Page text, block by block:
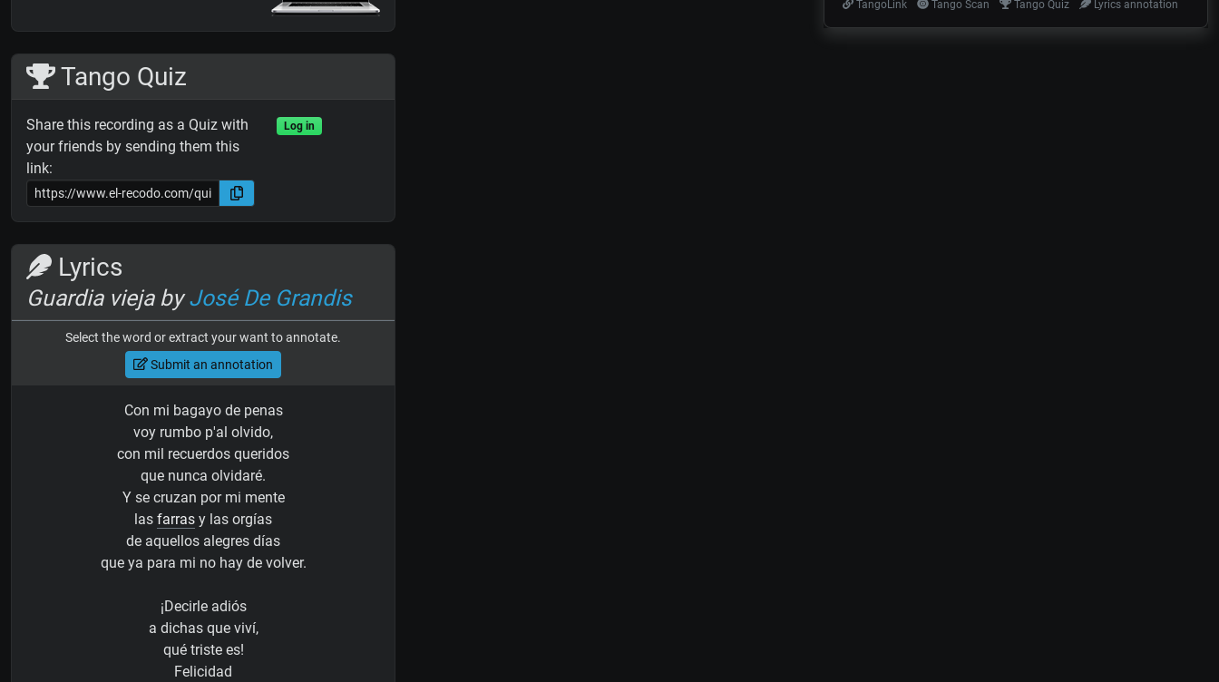
Tango Quiz
Share this recording as a Quiz with
your friends by sending them this
link:
Log in
Lyrics
Guardia vieja byJosé De Grandis
Select the word or extract your want to annotate.
Submit an annotation
Con mi bagayo de penas
voy rumbo p'al olvido,
con mil recuerdos queridos
que nunca olvidaré.
Y se cruzan por mi mente
las farras y las orgías
de aquellos alegres días
que ya para mi no hay de volver.
¡Decirle adiós
a dichas que viví,
qué triste es!
Felicidad
TangoLink
Tango Scan Tango Quiz Lyrics annotation